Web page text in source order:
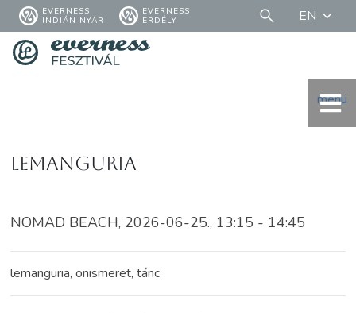
EVERNESS
INDIÁN NYÁR
EVERNESS
ERDÉLY
EN
menü
LEMangURIA
NOMAD BEACH, 2026-06-25., 13:15 - 14:45
lemanguria, önismeret, tánc